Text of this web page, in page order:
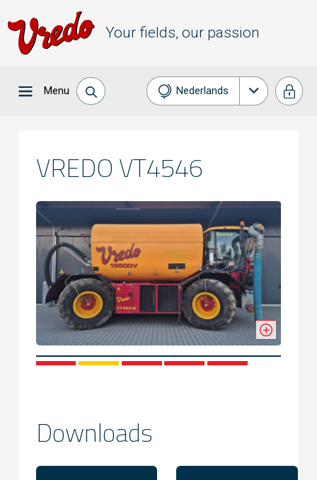
Your fields, our passion
Menu Nederlands
Deutsch
Español
VREDO VT4546
Downloads